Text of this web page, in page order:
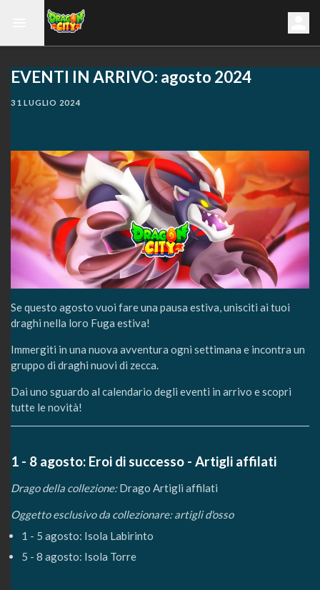
EVENTI IN ARRIVO: agosto 2024
31 LUGLIO 2024
Se questo agosto vuoi fare una pausa estiva, unisciti ai tuoi
draghi nella loro Fuga estiva!
Immergiti in una nuova avventura ogni settimana e incontra un
gruppo di draghi nuovi di zecca.
Dai uno sguardo al calendario degli eventi in arrivo e scopri
tutte le novità!
1 - 8 agosto: Eroi di successo - Artigli affilati
Drago della collezione:Drago Artigli affilati
Oggetto esclusivo da collezionare: artigli d'osso
1 - 5 agosto: Isola Labirinto
5 - 8 agosto: Isola Torre